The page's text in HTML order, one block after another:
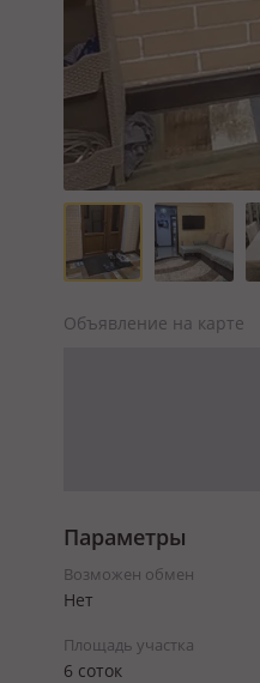
Объявление на карте
Параметры
Возможен обмен
Нет
Площадь участка
6 соток